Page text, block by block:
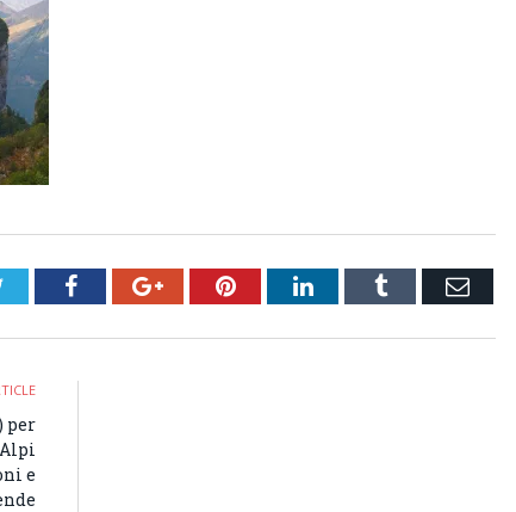
TwitterFacebookGoogle+PinterestLinkedInTumblr Email
per
e